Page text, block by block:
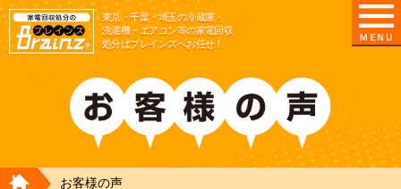
東京/埼玉/千葉/神奈川の 冷蔵庫・洗濯機・エアコン
東京・千葉・埼玉の冷蔵庫・
洗濯機・エアコン等の家電回収
処分はブレインズへお任せ！
HOME
お客様の声